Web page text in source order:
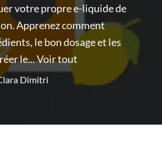
votre propre e-liquide de
Apprenez comment
le bon dosage et les
le...Voir tout
Dimitri